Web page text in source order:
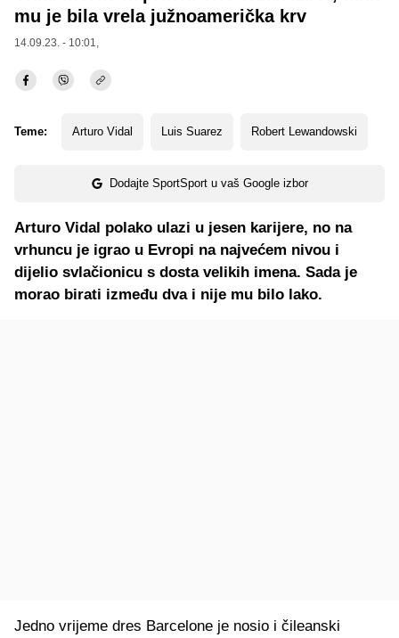
mu je bila vrela južnoamerička krv
14.09.23. - 10:01,
Teme: Arturo Vidal Luis Suarez Robert Lewandowski
Dodajte SportSport u vaš Google izbor
Arturo Vidal polako ulazi u jesen karijere, no na
vrhuncu je igrao u Evropi na najvećem nivou i
dijelio svlačionicu s dosta velikih imena. Sada je
morao birati između dva i nije mu bilo lako.
Jedno vrijeme dres Barcelone je nosio i čileanski